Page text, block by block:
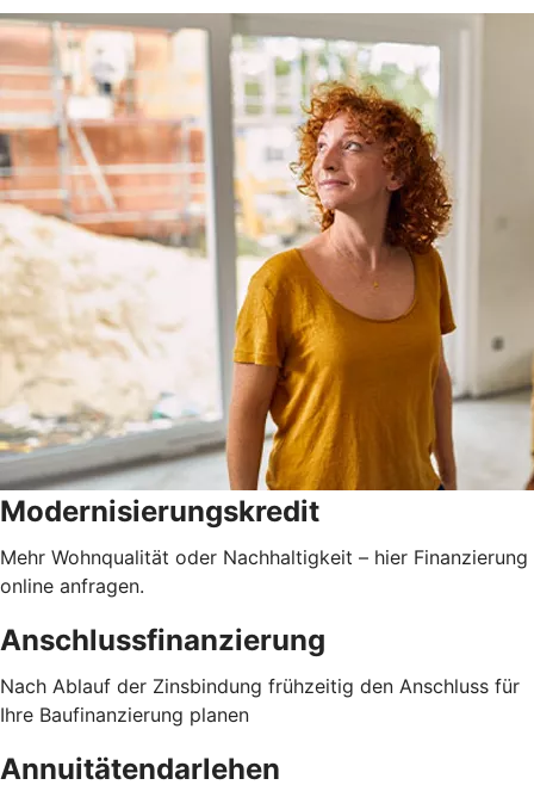
Modernisierungskredit
Mehr Wohnqualität oder Nachhaltigkeit – hier Finanzierung
online anfragen.
Anschlussfinanzierung
Nach Ablauf der Zinsbindung frühzeitig den Anschluss für
Ihre Baufinanzierung planen
Annuitätendarlehen